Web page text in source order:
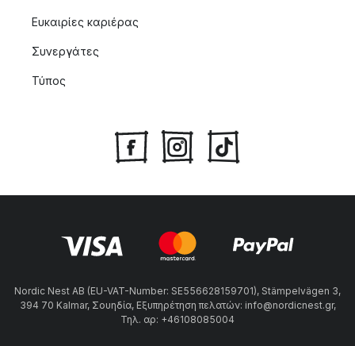
Ευκαιρίες καριέρας
Συνεργάτες
Τύπος
Nordic Nest AB (EU-VAT-Number: SE556628159701), Stämpelvägen 3,
394 70 Kalmar, Σουηδία, Εξυπηρέτηση πελατών: info@nordicnest.gr,
Τηλ. αρ: +46108085004